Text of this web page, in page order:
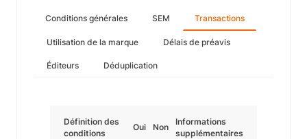
Conditions générales SEM Transactions
Utilisation de la marque Délais de préavis
Éditeurs Déduplication
Définition des
conditions
Oui Non
Informations
supplémentaires